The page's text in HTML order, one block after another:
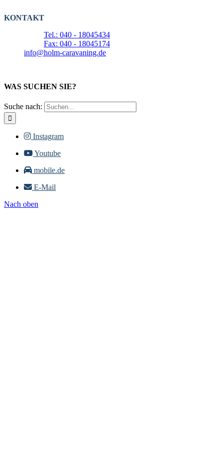
KONTAKT
Tel.: 040 - 18045434
Fax: 040 - 18045174
info@holm-caravaning.de
WAS SUCHEN SIE?
Suche nach:
Instagram
Youtube
mobile.de
E-Mail
Nach oben